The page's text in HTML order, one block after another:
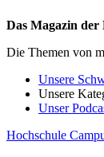
Das Magazin der
Die Themen von
Unsere
Unsere
Unser
Hochschule